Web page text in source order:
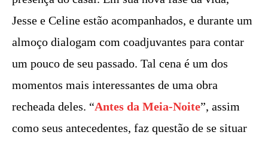
Jesse e Celine estão acompanhados, e durante um
almoço dialogam com coadjuvantes para contar
um pouco de seu passado. Tal cena é um dos
momentos mais interessantes de uma obra
recheada deles. “Antes da Meia-Noite”, assim
como seus antecedentes, faz questão de se situar